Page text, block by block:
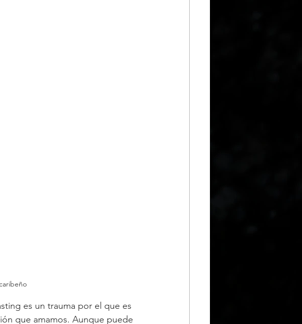
es un trauma por el que es
que amamos. Aunque puede